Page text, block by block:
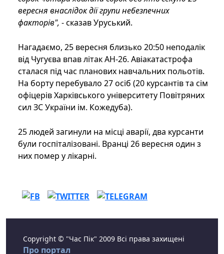
вересня внаслідок дії групи небезпечних
факторів", - сказав Уруський.
Нагадаємо, 25 вересня близько 20:50 неподалік
від Чугуєва впав літак АН-26. Авіакатастрофа
сталася під час планових навчальних польотів.
На борту перебувало 27 осіб (20 курсантів та сім
офіцерів Харківського університету Повітряних
сил ЗС України ім. Кожедуба).
25 людей загинули на місці аварії, два курсанти
були госпіталізовані. Вранці 26 вересня один з
них помер у лікарні.
Copyright © "Час Пік" 2009 Всі права захищені
Про портал